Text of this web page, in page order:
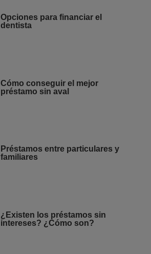
Opciones para financiar el
dentista
Cómo conseguir el mejor
préstamo sin aval
Préstamos entre particulares y
familiares
¿Existen los préstamos sin
intereses? ¿Cómo son?